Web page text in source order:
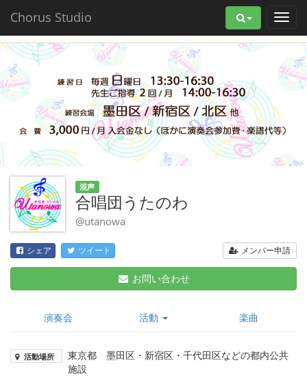
Chorus Studio
混声
合唱団うたのわ
@utanowa
シェア ツイート メンバー申請
お問い合わせ
演奏会 活動 楽曲
活動場所
東京都 墨田区・新宿区・千代田区などの都内公共
施設